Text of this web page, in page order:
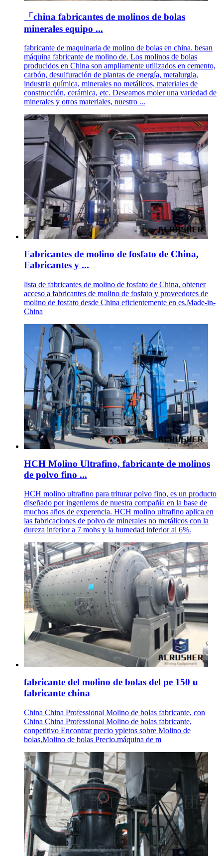
「china fabricantes de molinos de bolas
minerales equipo ...
fabricante de maquinaria de molino de bolas en china. besan
máquina fabricante de molino de. Los molinos de bolas
producidos en China son ampliamente utilizados en cemento,
carbón, desulfuración de plantas de energía, metalurgia,
industria química, minerales no metálicos, materiales de
construcción, cerámica, etc. Deseamos moler una variedad de
minerales y otros materiales, nuestro ...
Fabricantes de molino de fosfato de China,
Fabricantes y ...
lista de fabricantes de molino de fosfato de China, obtener
acceso a fabricantes de molino de fosfato y proveedores de
molino de fosfato desde China eficientemente en es.Made-in-
China
HCH Molino Ultrafino, fabricante de molinos
de polvo fino ...
HCH molino ultrafino para triturar polvo fino, es un producto
diseñado por ingenieros de nuestra compañía en la base de
muchos años de experencia. HCH molino ultrafino aplica en
las fabricaciones de polvo de minerales no metálicos con la
dureza inferior a 7 mohs y la humedad inferior al 6%.
fabricante del molino de bolas del pe 150 u
fabricante china
China China Professional Molino de bolas fabricante, con
China China Professional Molino de bolas fabricante,
conpetitivo Encontrar precio ypletos sobre Molino de
bolas,Molino de bolas Precio,máquina de m